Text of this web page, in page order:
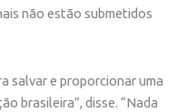
não estão submetidos
salvar e proporcionar uma
brasileira”, disse. “Nada